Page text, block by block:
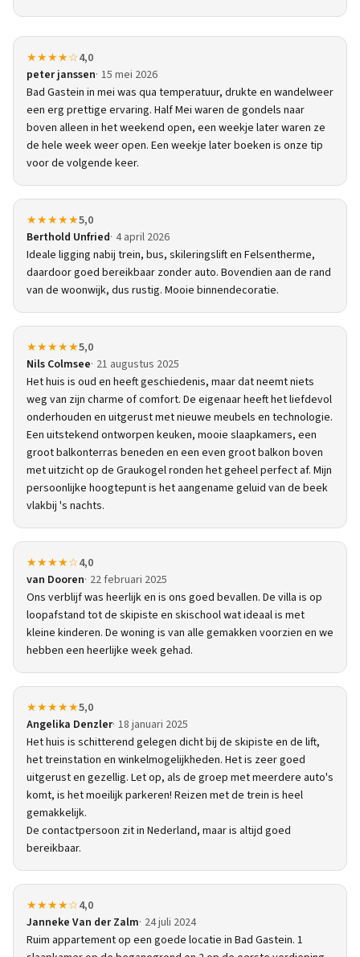
★★★★☆4,0
peter janssen 15 mei 2026
Bad Gastein in mei was qua temperatuur, drukte en wandelweer
een erg prettige ervaring. Half Mei waren de gondels naar
boven alleen in het weekend open, een weekje later waren ze
de hele week weer open. Een weekje later boeken is onze tip
voor de volgende keer.
★★★★★5,0
Berthold Unfried 4 april 2026
Ideale ligging nabij trein, bus, skileringslift en Felsentherme,
daardoor goed bereikbaar zonder auto. Bovendien aan de rand
van de woonwijk, dus rustig. Mooie binnendecoratie.
★★★★★5,0
Nils Colmsee 21 augustus 2025
Het huis is oud en heeft geschiedenis, maar dat neemt niets
weg van zijn charme of comfort. De eigenaar heeft het liefdevol
onderhouden en uitgerust met nieuwe meubels en technologie.
Een uitstekend ontworpen keuken, mooie slaapkamers, een
groot balkonterras beneden en een even groot balkon boven
met uitzicht op de Graukogel ronden het geheel perfect af. Mijn
persoonlijke hoogtepunt is het aangename geluid van de beek
vlakbij 's nachts.
★★★★☆4,0
van Dooren 22 februari 2025
Ons verblijf was heerlijk en is ons goed bevallen. De villa is op
loopafstand tot de skipiste en skischool wat ideaal is met
kleine kinderen. De woning is van alle gemakken voorzien en we
hebben een heerlijke week gehad.
★★★★★5,0
Angelika Denzler 18 januari 2025
Het huis is schitterend gelegen dicht bij de skipiste en de lift,
het treinstation en winkelmogelijkheden. Het is zeer goed
uitgerust en gezellig. Let op, als de groep met meerdere auto's
komt, is het moeilijk parkeren! Reizen met de trein is heel
gemakkelijk.
De contactpersoon zit in Nederland, maar is altijd goed
bereikbaar.
★★★★☆4,0
Janneke Van der Zalm 24 juli 2024
Ruim appartement op een goede locatie in Bad Gastein. 1